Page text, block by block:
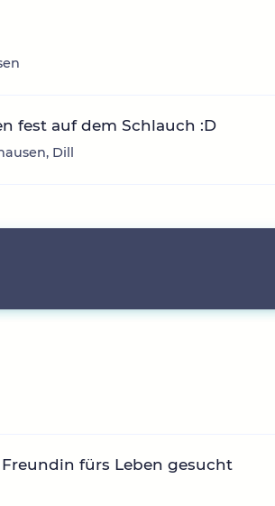
fest auf dem Schlauch :D
Dill
fürs Leben gesucht